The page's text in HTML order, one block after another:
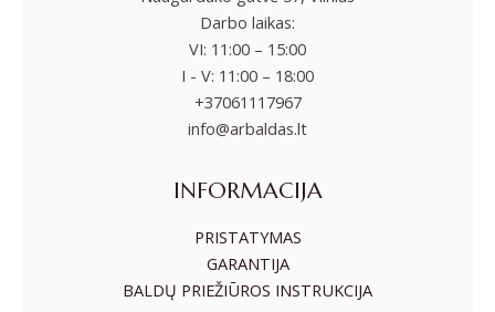
Darbo laikas:
VI: 11:00 – 15:00
I - V: 11:00 – 18:00
+37061117967
info@arbaldas.lt
INFORMACIJA
PRISTATYMAS
GARANTIJA
BALDŲ PRIEŽIŪROS INSTRUKCIJA